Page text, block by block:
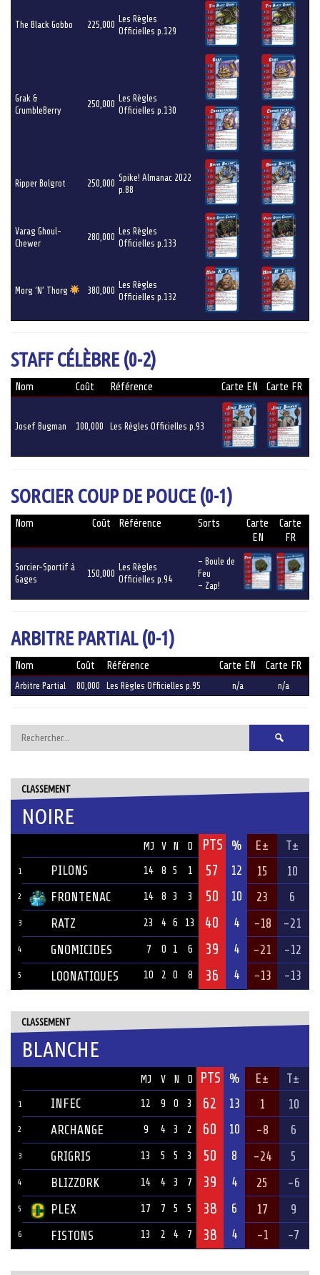
The Black Gobbo 225,000
Les Règles
Officielles p.129
Grak &
CrumbleBerry
250,000
Les Règles
Officielles p.130
Ripper Bolgrot 250,000
Spike! Almanac 2022
p.88
Varag Ghoul-
Chewer
280,000
Les Règles
Officielles p.133
Morg ‘N’ Thorg 380,000
Les Règles
Officielles p.132
STAFF CÉLÈBRE (0-2)
Nom Coût Référence Carte EN Carte FR
Josef Bugman 100,000 Les Règles Officielles p.93
SORCIER COUP DE POUCE (0-1)
Nom Coût Référence Sorts
Carte
EN
Carte
FR
Sorcier-Sportif à
Gages
150,000
Les Règles
Officielles p.94
– Boule de
Feu
– Zap!
ARBITRE PARTIAL (0-1)
Nom Coût Référence Carte EN Carte FR
Arbitre Partial 80,000 Les Règles Officielles p.95 n/a n/a
Rechercher :
CLASSEMENT
NOIRE
MJ V N D PTS % E± T±
1 PILONS 14 8 5 1 57 12 15 10
2 FRONTENAC 14 8 3 3 50 10 23 6
3 RATZ 23 4 6 13 40 4 -18 -21
4 GNOMICIDES 7 0 1 6 39 4 -21 -12
5 LOONATIQUES 10 2 0 8 36 4 -13 -13
CLASSEMENT
BLANCHE
MJ V N D PTS % E± T±
1 INFEC 12 9 0 3 62 13 1 10
2 ARCHANGE 9 4 3 2 60 10 -8 6
3 GRIGRIS 13 5 5 3 50 8 -24 5
4 BLIZZORK 14 4 3 7 39 4 25 -6
5 PLEX 17 7 5 5 38 6 17 9
6 FISTONS 13 2 4 7 38 4 -1 -7